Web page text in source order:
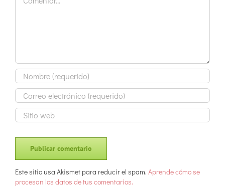
Este sitio usa Akismet para reducir el spam. Aprende cómo se
procesan los datos de tus comentarios.